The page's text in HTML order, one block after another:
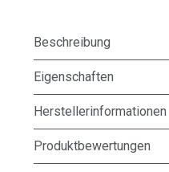
Beschreibung
Eigenschaften
Herstellerinformationen
Produktbewertungen